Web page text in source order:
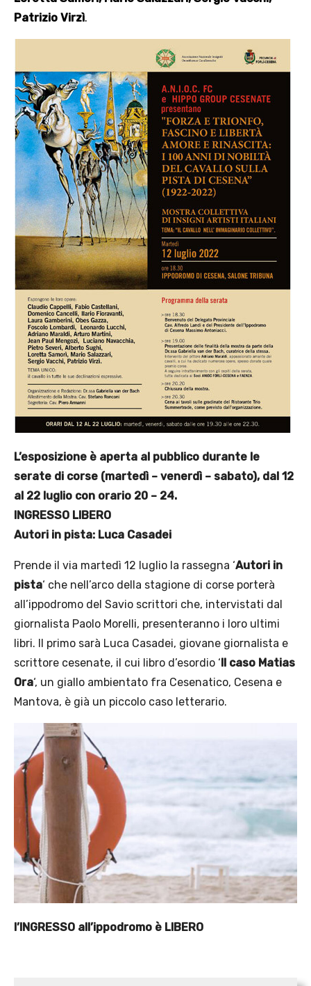
Patrizio Virzì.
L’esposizione è aperta al pubblico durante le
serate di corse (martedì – venerdì – sabato), dal 12
al 22 luglio con orario 20 – 24.
INGRESSO LIBERO
Autori in pista: Luca Casadei
Prende il via martedì 12 luglio la rassegna ‘Autori in
pista‘ che nell’arco della stagione di corse porterà
all’ippodromo del Savio scrittori che, intervistati dal
giornalista Paolo Morelli, presenteranno i loro ultimi
libri. Il primo sarà Luca Casadei, giovane giornalista e
scrittore cesenate, il cui libro d’esordio ‘Il caso Matias
Ora‘, un giallo ambientato fra Cesenatico, Cesena e
Mantova, è già un piccolo caso letterario.
l’INGRESSO all’ippodromo è LIBERO